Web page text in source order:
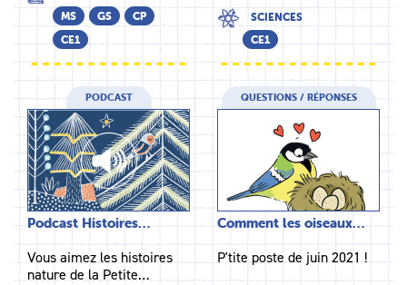
MS
GS
CP
CE1
SCIENCES
CE1
PODCAST
Podcast Histoires…
Vous aimez les histoires
nature de la Petite…
QUESTIONS / RÉPONSES
Comment les oiseaux…
P'tite poste de juin 2021 !